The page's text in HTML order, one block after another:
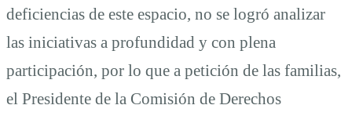
deficiencias de este espacio, no se logró analizar
las iniciativas a profundidad y con plena
participación, por lo que a petición de las familias,
el Presidente de la Comisión de Derechos